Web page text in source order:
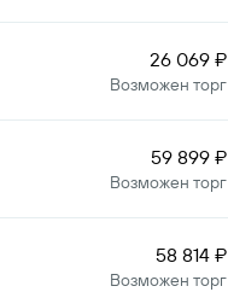
26 069 ₽
Возможен торг
59 899 ₽
Возможен торг
58 814 ₽
Возможен торг